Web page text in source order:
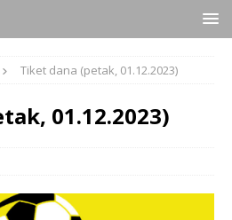
Tiket dana (petak, 01.12.2023)
01.12.2023)